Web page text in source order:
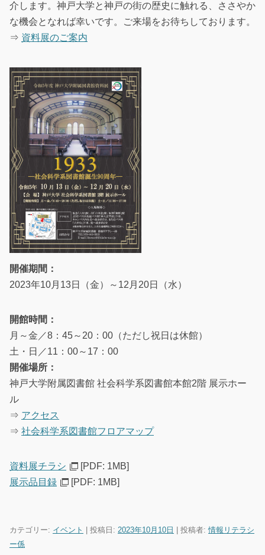
介します。神戸大学と神戸の街の歴史に触れる、ささやか
な機会となれば幸いです。ご来場をお待ちしております。
⇒ 資料展のご案内
開催期間：
2023年10月13日（金）～12月20日（水）
開館時間：
月～金／8：45～20：00（ただし祝日は休館）
土・日／11：00～17：00
開催場所：
神戸大学附属図書館 社会科学系図書館本館2階 展示ホー
ル
⇒ アクセス
⇒ 社会科学系図書館フロアマップ
資料展チラシ
[PDF: 1MB]
展示品目録
[PDF: 1MB]
カテゴリー: イベント | 投稿日: 2023年10月10日 投稿者:情報リテラシ
ー係